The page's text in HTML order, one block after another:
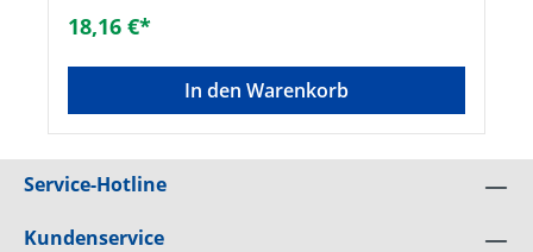
+110°CTechnische DatenGröße: DN 25 (1")
18,16 €*
In den Warenkorb
Service-Hotline
Kundenservice